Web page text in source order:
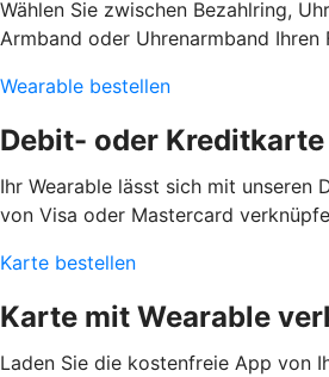
Wählen Sie zwischen Bezahlring,
Armband oder Uhrenarmband Ihren
Wearable bestellen
Debit- oder
Ihr Wearable lässt sich mit unseren
von Visa oder Mastercard
Karte bestellen
Karte mit Wearable
Laden Sie die kostenfreie App von